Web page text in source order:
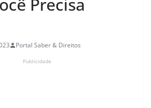
Portal Saber & Direitos
Publicidade